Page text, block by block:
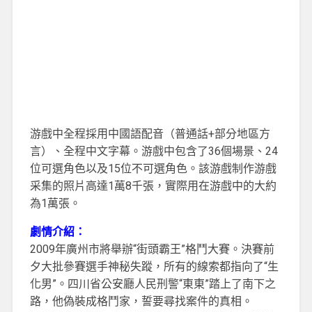
游戲中全程採用中國語配音（普通話+部分地區方
言）、全程中文字幕。游戲中包含了36個場景、24
位可選角色以及15位不可選角色。該游戲制作游戲
采集的照片高達1萬8千張，實際用在游戲中的大約
為1萬張。
劇情介紹：
2009年廣州市將舉辦“街頭霸王”格鬥大賽。決賽前
夕大批參賽選手神秘失蹤，所有的線索都指向了“生
化男”。四川省公安廳人民刑警“東東”踏上了南下之
路，他偽裝成格鬥家，誓要尋找案件的真相。